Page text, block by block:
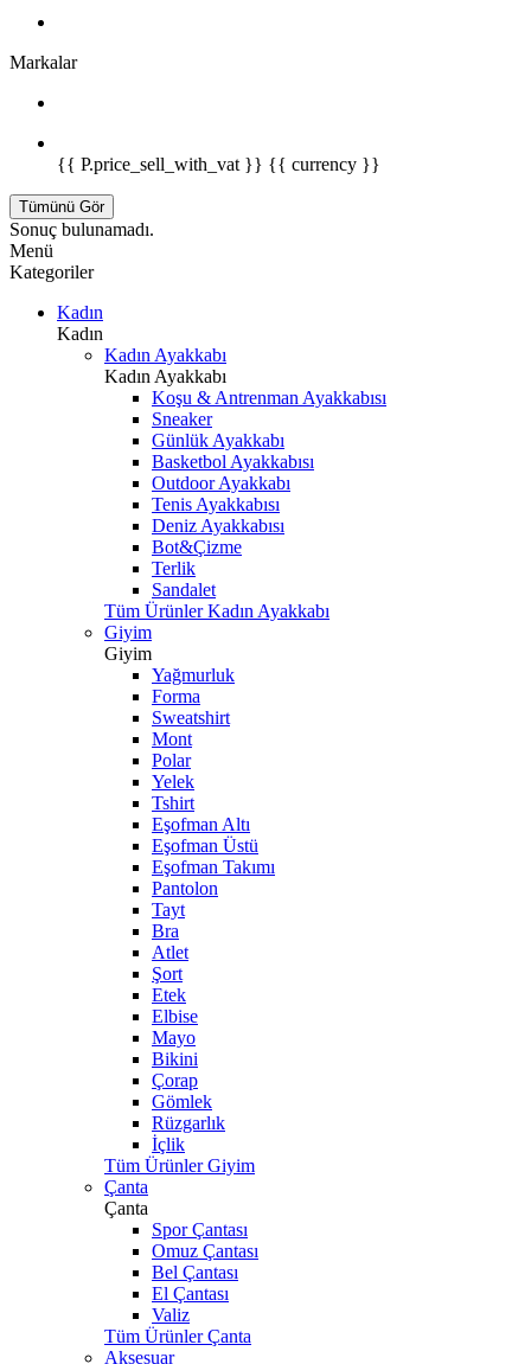
Markalar
{{ P.price_sell_with_vat }} {{ currency }}
Tümünü Gör
Sonuç bulunamadı.
Menü
Kategoriler
Kadın
Kadın
Kadın Ayakkabı
Kadın Ayakkabı
Koşu & Antrenman Ayakkabısı
Sneaker
Günlük Ayakkabı
Basketbol Ayakkabısı
Outdoor Ayakkabı
Tenis Ayakkabısı
Deniz Ayakkabısı
Bot&Çizme
Terlik
Sandalet
Tüm Ürünler Kadın Ayakkabı
Giyim
Giyim
Yağmurluk
Forma
Sweatshirt
Mont
Polar
Yelek
Tshirt
Eşofman Altı
Eşofman Üstü
Eşofman Takımı
Pantolon
Tayt
Bra
Atlet
Şort
Etek
Elbise
Mayo
Bikini
Çorap
Gömlek
Rüzgarlık
İçlik
Tüm Ürünler Giyim
Çanta
Çanta
Spor Çantası
Omuz Çantası
Bel Çantası
El Çantası
Valiz
Tüm Ürünler Çanta
Aksesuar